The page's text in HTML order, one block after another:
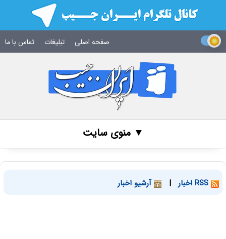
صفحه اصلی تبلیغات تماس با ما
▼ منوی سایت
| آرشیو اخبار